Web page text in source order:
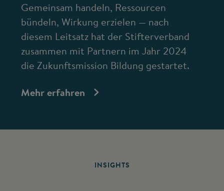
Gemeinsam handeln, Ressourcen
bündeln, Wirkung erzielen — nach
diesem Leitsatz hat der Stifterverband
zusammen mit Partnern im Jahr 2024
die Zukunftsmission Bildung gestartet.
Mehr erfahren
INSIGHTS